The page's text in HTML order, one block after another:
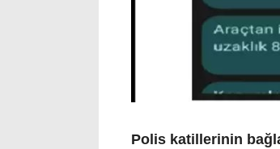
Polis katillerinin